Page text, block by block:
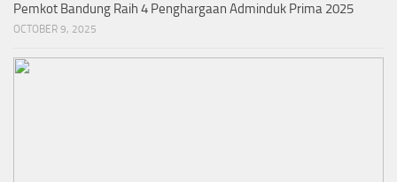
Pemkot Bandung Raih 4 Penghargaan Adminduk Prima 2025
OCTOBER 9, 2025